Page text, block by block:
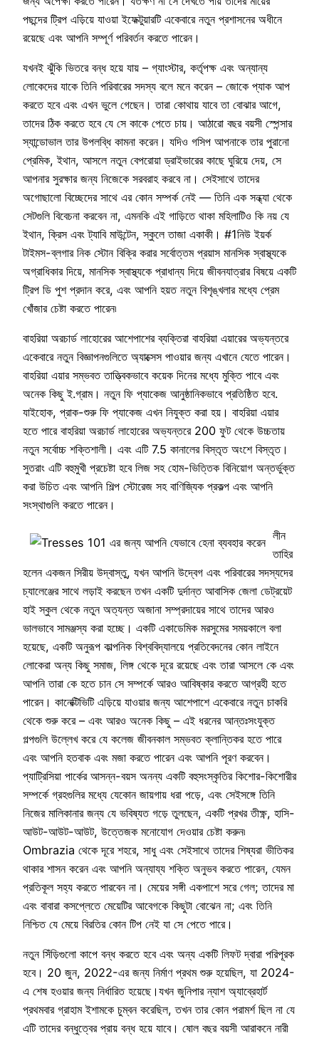
পছন্দের ট্রিপ এড়িয়ে যাওয়া ইফেক্টুয়ারটি একেবারে নতুন প্রশাসনের অধীনে
রয়েছে এবং আপনি সম্পূর্ণ পরিবর্তন করতে পারেন।
যখনই ঝুঁকি ভিতরে বন্ধ হয়ে যায় – গ্যাংস্টার, কর্তৃপক্ষ এবং অন্যান্য
লোকেদের যাকে তিনি পরিবারের সদস্য বলে মনে করেন – জোকে প্যাক আপ
করতে হবে এবং এখন ভুলে গেছেন। তারা কোথায় যাবে তা বোঝার আগে,
তাদের ঠিক করতে হবে যে সে কাকে পেতে চায়। আঠারো বছর বয়সী স্পেন্সার
স্যান্ডোভাল তার উপলব্ধি কামনা করেন। যদিও গসিপ আপনাকে তার পুরানো
প্রেমিক, ইথান, আসলে নতুন বেপরোয়া ড্রাইভারের কাছে ঘুরিয়ে দেয়, সে
আপনার সুরক্ষার জন্য নিজেকে সরবরাহ করবে না। সেইসাথে তাদের
অগোছালো বিচ্ছেদের সাথে এর কোন সম্পর্ক নেই — তিনি এক সন্ধ্যা থেকে
সেটগুলি বিবেচনা করবেন না, এমনকি এই গাড়িতে থাকা মহিলাটিও কি নয় যে
ইথান, ক্রিস এবং ট্যাবি মাউন্টেন, স্কুলে তাজা একাকী। #1নিউ ইয়র্ক
টাইমস-ব্লগার নিক স্টোন বিক্রি করার সর্বোত্তম প্রয়াস মানসিক স্বাস্থ্যকে
অগ্রাধিকার দিয়ে, মানসিক স্বাস্থ্যকে প্রাধান্য দিয়ে জীবনযাত্রার বিষয়ে একটি
ট্রিপ ডি পুশ প্রদান করে, এবং আপনি হয়ত নতুন বিশৃঙ্খলার মধ্যে প্রেম
খোঁজার চেষ্টা করতে পারেন৷
বাহরিয়া অরচার্ড লাহোরের আশেপাশের ব্যক্তিরা বাহরিয়া এয়ারের অভ্যন্তরে
একেবারে নতুন বিজ্ঞাপনগুলিতে অ্যাক্সেস পাওয়ার জন্য এখানে যেতে পারেন।
বাহরিয়া এয়ার সম্ভবত তাত্ত্বিকভাবে কয়েক দিনের মধ্যে মুক্তি পাবে এবং
অনেক কিছু ই.গ্রাম। নতুন ফি প্যাকেজ আনুষ্ঠানিকভাবে প্রতিষ্ঠিত হবে.
যাইহোক, প্রাক-শুরু ফি প্যাকেজ এখন নিযুক্ত করা হয়। বাহরিয়া এয়ার
হতে পারে বাহরিয়া অরচার্ড লাহোরের অভ্যন্তরে 200 ফুট থেকে উচ্চতায়
নতুন সর্বোচ্চ শক্তিশালী। এবং এটি 7.5 কানালের বিস্তৃত অংশে বিস্তৃত।
সুতরাং এটি বহুমুখী প্রচেষ্টা হবে লিজ সহ হোম-ভিত্তিক বিনিয়োগ অন্তর্ভুক্ত
করা উচিত এবং আপনি শিল্প স্টোরেজ সহ বাণিজ্যিক প্রকল্প এবং আপনি
সংস্থাগুলি করতে পারেন।
লীন
তাহির
হলেন একজন সিরীয় উদ্বাস্তু, যখন আপনি উদ্বেগ এবং পরিবারের সদস্যদের
চ্যালেঞ্জের সাথে লড়াই করছেন তখন একটি দুর্দান্ত আবাসিক জেলা ডেট্রয়েট
হাই স্কুল থেকে নতুন অত্যন্ত অজানা সম্প্রদায়ের সাথে তাদের আরও
ভালভাবে সামঞ্জস্য করা হচ্ছে। একটি একাডেমিক মরসুমের সময়কালে বলা
হয়েছে, একটি অনুরূপ কাল্পনিক বিশ্ববিদ্যালয়ে প্রতিবেদনের কোন লাইনে
লোকেরা অন্য কিছু সমাজ, লিঙ্গ থেকে দূরে রয়েছে এবং তারা আসলে কে এবং
আপনি তারা কে হতে চান সে সম্পর্কে আরও আবিষ্কার করতে আগ্রহী হতে
পারেন। কানেক্টিভিটি এড়িয়ে যাওয়ার জন্য আশেপাশে একেবারে নতুন চাকরি
থেকে শুরু করে – এবং আরও অনেক কিছু – এই ধরনের আন্তঃসংযুক্ত
গল্পগুলি উল্লেখ করে যে কলেজ জীবনকাল সম্ভবত ক্লান্তিকর হতে পারে
এবং আপনি হতবাক এবং মজা করতে পারেন এবং আপনি পূরণ করবেন।
প্যাট্রিসিয়া পার্কের আসন্ন-বয়স অনন্য একটি বহুসংস্কৃতির কিশোর-কিশোরীর
সম্পর্কে গ্রহগুলির মধ্যে যেকোন জায়গায় ধরা পড়ে, এবং সেইসঙ্গে তিনি
নিজের মালিকানার জন্য যে ভবিষ্যত গড়ে তুলছেন, একটি প্রখর তীক্ষ্ণ, হাসি-
আউট-আউট-আউট, উত্তেজক মনোযোগ দেওয়ার চেষ্টা করুন৷
Ombrazia থেকে দূরে শহরে, সাধু এবং সেইসাথে তাদের শিষ্যরা ভীতিকর
থাকার শাসন করেন এবং আপনি অন্যায্য শক্তি অনুভব করতে পারেন, যেমন
প্রতিকূল সহ্য করতে পারবেন না। মেয়ের সঙ্গী একপাশে সরে গেল; তাদের মা
এবং বাবারা কসপ্লেতে মেয়েটির আবেগকে কিছুটা বোঝেন না; এবং তিনি
নিশ্চিত যে মেয়ে বিরতির কোন টিপ নেই যা সে পেতে পারে।
নতুন সিঁড়িগুলো কাপে বন্ধ করতে হবে এবং অন্য একটি লিফট দ্বারা পরিপূরক
হবে। 20 জুন, 2022-এর জন্য নির্মাণ প্রথম শুরু হয়েছিল, যা 2024-
এ শেষ হওয়ার জন্য নির্ধারিত হয়েছে।যখন জুনিপার ন্যাশ অ্যাব্রেহার্ট
প্রথমবার গ্রাহাম ইশামকে চুম্বন করেছিল, তখন তার কোন পরামর্শ ছিল না যে
এটি তাদের বন্ধুত্বের প্রায় বন্ধ হয়ে যাবে। ষোল বছর বয়সী আরাকনে নারী